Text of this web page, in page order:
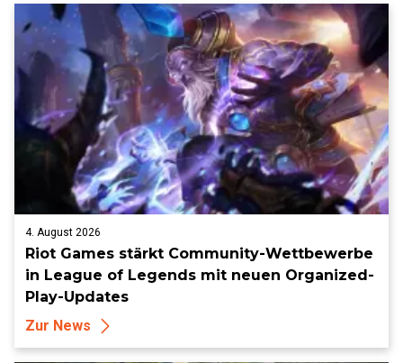
4. August 2026
Riot Games stärkt Community-Wettbewerbe
in League of Legends mit neuen Organized-
Play-Updates
Zur News